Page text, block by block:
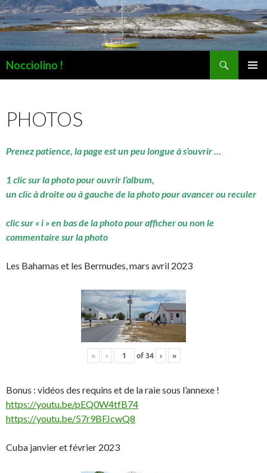
Nocciolino !
PHOTOS
Prenez patience, la page est un peu longue à s’ouvrir …
1 clic sur la photo pour ouvrir l’album,
un clic à droite ou à gauche de la photo pour avancer ou reculer
clic sur « i » en bas de la photo pour afficher ou non le
commentaire sur la photo
Les Bahamas et les Bermudes, mars avril 2023
« ‹ of34 › »
Bonus : vidéos des requins et de la raie sous l’annexe !
https://youtu.be/pEQ0W4tfB74
https://youtu.be/57r9BFJcwQ8
Cuba janvier et février 2023